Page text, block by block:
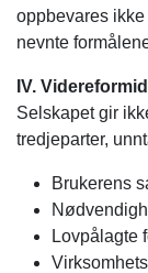
oppbevares
nevnte
IV.
Selskapet gir
tredjeparter,
Brukerens
Lovpålagte